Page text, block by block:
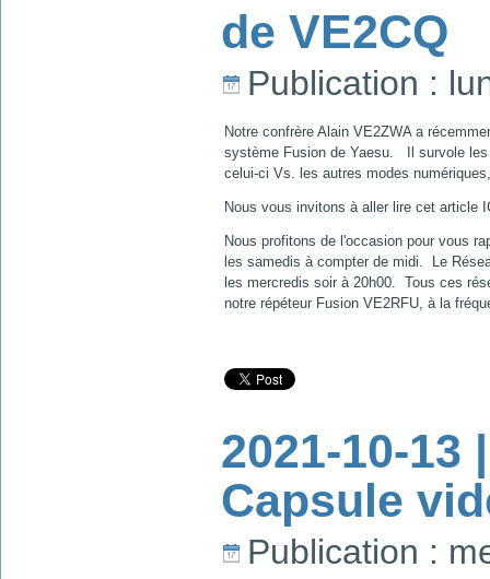
de VE2CQ
Publication :
Notre confrère Alain VE2ZWA a
système Fusion de Yaesu. Il survole les
celui-ci Vs. les autres modes
Nous vous invitons à aller lire cet article
Nous profitons de l'occasion pour vous
les samedis à compter de midi. Le
les mercredis soir à 20h00. Tous ces
notre répéteur Fusion VE2RFU, à la
2021-10-13
Capsule
Publication :